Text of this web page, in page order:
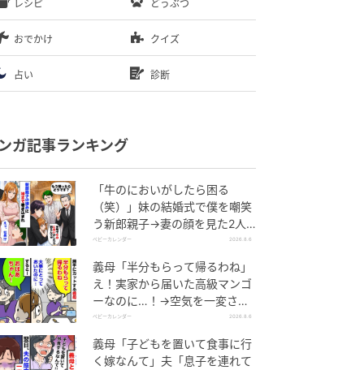
レシピ どうぶつ
おでかけ クイズ
占い 診断
ガ記事ランキング
「牛のにおいがしたら困る
（笑）」妹の結婚式で僕を嘲笑
う新郎親子→妻の顔を見た2人
が絶句したワケ
ベビーカレンダー 2026.8.6
義母「半分もらって帰るわね」
え！実家から届いた高級マンゴ
ーなのに…！→空気を一変させ
た4歳娘の痛快な一言とは
ベビーカレンダー 2026.8.6
義母「子どもを置いて食事に行
く嫁なんて」夫「息子を連れて